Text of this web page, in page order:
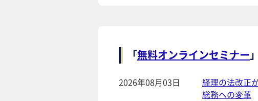
「無料オンラインセミナー
2026年08月03日
経理の法改正
総務への変革